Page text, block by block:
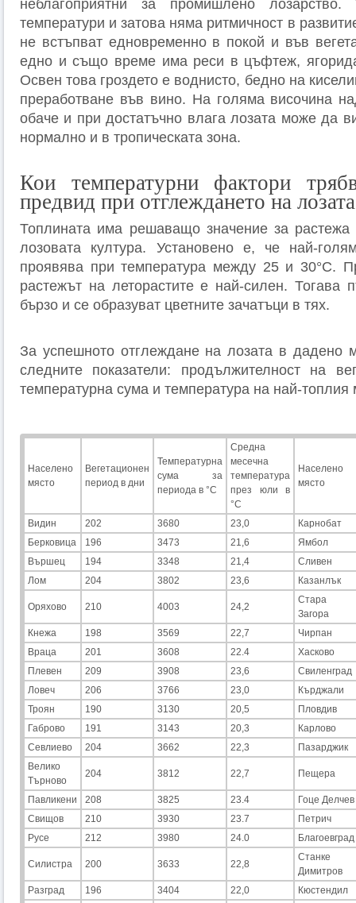
неблагоприятни за промишлено лозарство.
температури и затова няма ритмичност в
не встъпват едновременно в покой и във
едно и също време има реси в цъфтеж,
Освен това гроздето е воднисто, бедно на
преработване във вино. На голяма височина
обаче и при достатъчно влага лозата може да
нормално и в тропическата зона.
Кои температурни фактори
предвид при отглеждането на лозата
Топлината има решаващо значение за
лозовата култура. Установено е, че най-
проявява при температура между 25 и 30°С.
растежът на леторастите е най-силен. Тогава
бързо и се образуват цветните зачатъци в тях.
За успешното отглеждане на лозата в дадено
следните показатели: продължителност на
температурна сума и температура на най-топлия
Населено
място
Вегетационен
период в дни
Температурна
сума за
периода в °С
Средна
месечна
температура
през юли в
°С
Населено
място
Видин 202 3680 23,0
Карнобат
Берковица
196 3473 21,6
Ямбол
Вършец
194 3348 21,4
Сливен
Лом
204 3802 23,6 Казанлък
Оряхово 210 4003 24,2
Стара
Загора
Кнежа
198 3569 22,7
Чирпан
Враца
201 3608 22.4
Хасково
Плевен
209 3908 23,6
Свиленград
Ловеч
206 3766 23,0
Кърджали
Троян
190 3130 20,5
Пловдив
Габрово
191 3143 20,3
Карлово
Севлиево
204 3662 22,3
Пазарджик
Велико
Търново
204 3812 22,7 Пещера
Павликени 208 3825 23.4
Гоце Делчев
Свищов
210 3930 23.7
Петрич
Русе
212 3980 24.0 Благоевград
Силистра 200 3633 22,8
Станке
Димитров
Разград
196 3404 22,0
Кюстендил